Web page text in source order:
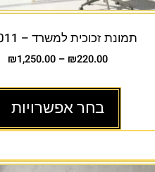
תמונת זכוכית למשרד – AU-011
₪220.00
–
₪1,250.00
בחר אפשרויות